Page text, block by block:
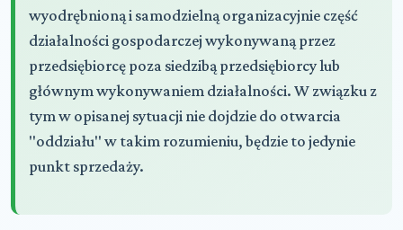
wyodrębnioną i samodzielną organizacyjnie część
działalności gospodarczej wykonywaną przez
przedsiębiorcę poza siedzibą przedsiębiorcy lub
głównym wykonywaniem działalności. W związku z
tym w opisanej sytuacji nie dojdzie do otwarcia
"oddziału" w takim rozumieniu, będzie to jedynie
punkt sprzedaży.